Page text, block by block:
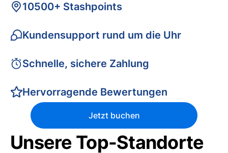
10500+ Stashpoints
Kundensupport rund um die Uhr
Schnelle, sichere Zahlung
Hervorragende Bewertungen
Jetzt buchen
Unsere Top-Standorte